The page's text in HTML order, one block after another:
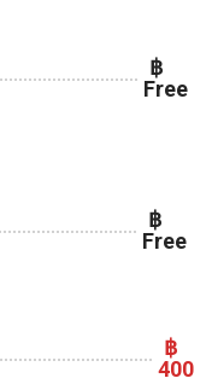
฿
Free
฿
Free
฿
400